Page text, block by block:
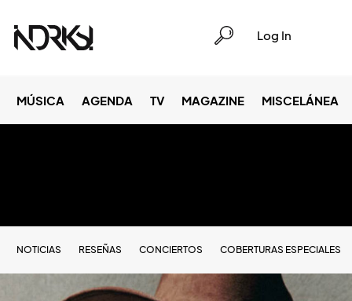
Log In
MÚSICA AGENDA TV MAGAZINE MISCELÁNEA
NOTICIAS RESEÑAS CONCIERTOS COBERTURAS ESPECIALES